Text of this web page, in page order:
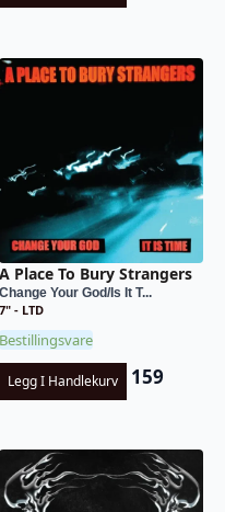
A Place To Bury Strangers
Change Your God/Is It T...
7" - LTD
Bestillingsvare
Legg I Handlekurv 159